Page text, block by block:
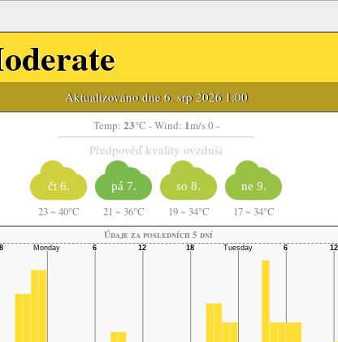
Aktualizováno dne 6. srp 2026 1:00
Temp: 23°C - Wind: 1m/s 0 -
Předpověď kvality ovzduší
čt 6.
23 ~ 40°C
pá 7.
21 ~ 36°C
so 8.
19 ~ 34°C
ne 9.
17 ~ 34°C
Údaje za posledních 5 dní